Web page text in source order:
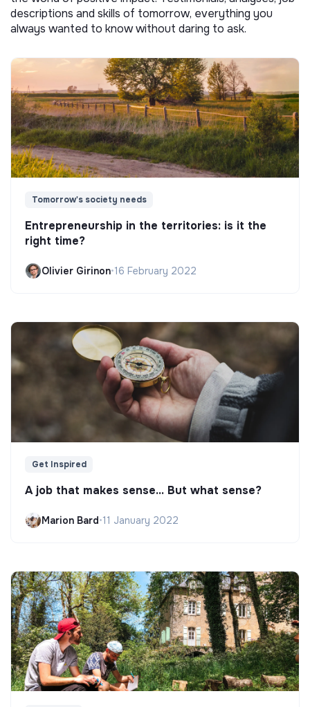
descriptions and skills of tomorrow, everything you
always wanted to know without daring to ask.
Tomorrow's society needs
Entrepreneurship in the territories: is it the
right time?
Olivier Girinon•16 February 2022
Get Inspired
A job that makes sense... But what sense?
Marion Bard•11 January 2022